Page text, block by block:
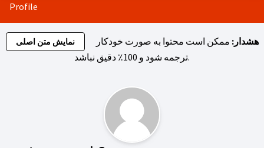
Profile
نمایش متن اصلی هشدار: ممکن است محتوا به صورت خودکار
ترجمه شود و 100٪ دقیق نباشد.